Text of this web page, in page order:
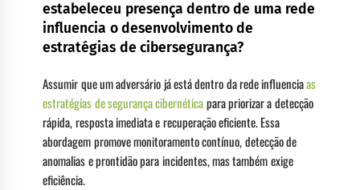
estabeleceu presença dentro de uma rede
influencia o desenvolvimento de
estratégias de cibersegurança?
Assumir que um adversário já está dentro da rede influenciaas
estratégias de segurança cibernéticapara priorizar a detecção
rápida, resposta imediata e recuperação eficiente. Essa
abordagem promove monitoramento contínuo, detecção de
anomalias e prontidão para incidentes, mas também exige
eficiência.